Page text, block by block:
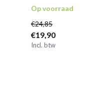
Op voorraad
€24,85
€19,90
Incl. btw